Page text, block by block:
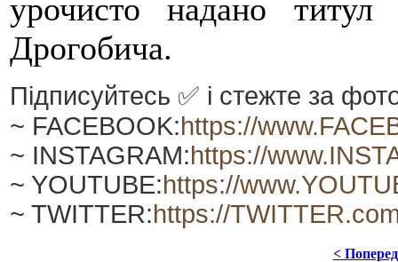
урочисто надано титул
Дрогобича.
Підписуйтесь ✅ і стежте за
~ FACEBOOK:https://
~ INSTAGRAM:https://
~ YOUTUBE:https://
~ TWITTER:https://
<